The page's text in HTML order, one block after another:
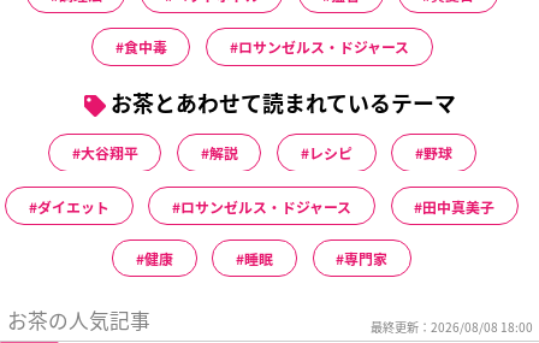
食中毒 ロサンゼルス・ドジャース
お茶とあわせて読まれているテーマ
大谷翔平 解説 レシピ 野球
ダイエット ロサンゼルス・ドジャース 田中真美子
健康 睡眠 専門家
お茶の人気記事 最終更新：2026/08/08 18:00